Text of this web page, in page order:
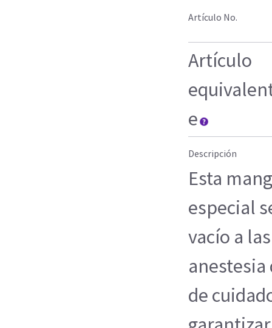
Artículo No.
Artículo
e
Descripción
Esta
especial
vacío a
anestesia
de